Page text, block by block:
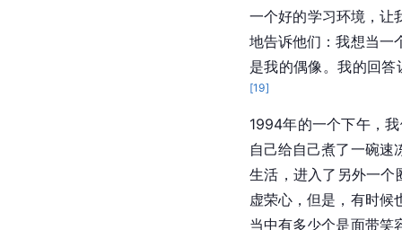
一个好的学习环境，让
地告诉他们：我想当一
是我的偶像。我的回
[19]
1994年的一个下午，
自己给自己煮了一碗速
生活，进入了另外一个
虚荣心，但是，有时候
当中有多少个是面带笑